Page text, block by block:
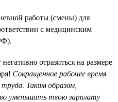
работы (смены) для
с медицинским
отразиться на размере
Сокращенное рабочее время
Таким образом,
уменьшать твою зарплату